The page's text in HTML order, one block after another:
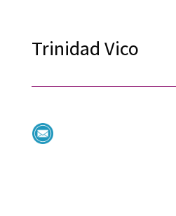
Trinidad Vico